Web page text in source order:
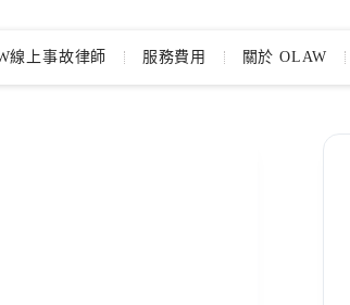
線上事故律師 服務費用 關於 OLAW